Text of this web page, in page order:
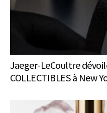
Jaeger-LeCoultre
COLLECTIBLES à New